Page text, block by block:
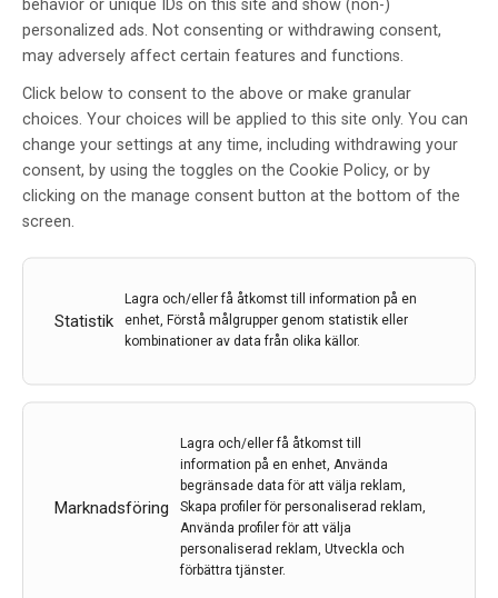
behavior or unique IDs on this site and show (non-)
personalized ads. Not consenting or withdrawing consent,
may adversely affect certain features and functions.
Click below to consent to the above or make granular
choices. Your choices will be applied to this site only. You can
change your settings at any time, including withdrawing your
consent, by using the toggles on the Cookie Policy, or by
clicking on the manage consent button at the bottom of the
screen.
Statistik
Lagra och/eller få åtkomst till information på en
enhet, Förstå målgrupper genom statistik eller
kombinationer av data från olika källor.
Marknadsföring
Lagra och/eller få åtkomst till
information på en enhet, Använda
begränsade data för att välja reklam,
Skapa profiler för personaliserad reklam,
Använda profiler för att välja
personaliserad reklam, Utveckla och
förbättra tjänster.
19 mar 2021
Etiketter:Jan Hillert,MS,MS Barometern, Neuro
Denna vecka lanseras MS Barometern 2020 som är en
sammanställning av viktig information om multipel
skleros (MS) i 35 länder i Europa. Mer än 1 miljon
människor lever med MS i Europa.
COVID-19,Jan Hillert,JAN LYCKE,Magnus